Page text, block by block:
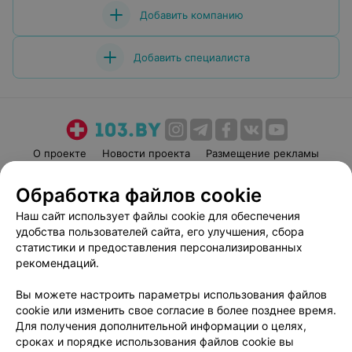
Добавить компанию
Добавить специалиста
О проекте Новости проекта
Размещение рекламы
Пользовательское соглашение
Способы оплаты
Вакансии
Партнеры
Написать руководителю 103.by
Обработка персональных данных
Обработка файлов cookie
Наш сайт использует файлы cookie для обеспечения
удобства пользователей сайта, его улучшения, сбора
статистики и предоставления персонализированных
рекомендаций.
Вы можете настроить параметры использования файлов
cookie или изменить свое согласие в более позднее время.
Для получения дополнительной информации о целях,
сроках и порядке использования файлов cookie вы